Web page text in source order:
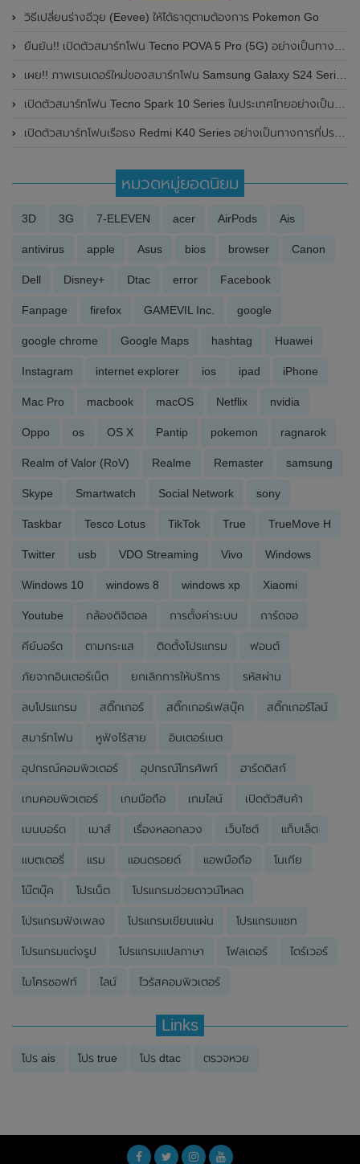
วิธีเปลี่ยนร่างอีวุย (Eevee) ให้ได้ธาตุตามต้องการ Pokemon Go
ยืนยัน!! เปิดตัวสมาร์ทโฟน Tecno POVA 5 Pro (5G) อย่างเป็นทางการในประเทศไทยวันที่ 10 ตุลาคม 2023 นี้
เผย!! ภาพเรนเดอร์ใหม่ของสมาร์ทโฟน Samsung Galaxy S24 Series ทั้ง 3 รุ่น โชว์ดีไซน์ชัดแจ๋วพร้อมตัวเลือกสี
เปิดตัวสมาร์ทโฟน Tecno Spark 10 Series ในประเทศไทยอย่างเป็นทางการแล้ว มาพร้อมชิปเซ็ตทรงพลัง และกล้องหน้าความละเอียด 32MP
เปิดตัวสมาร์ทโฟนเรือธง Redmi K40 Series อย่างเป็นทางการที่ประเทศจีน ในราคาประหยัด มาพร้อมกับความเร็ว , ความแรง และสเปกแบบจัดเต็ม
หมวดหมู่ยอดนิยม
3D 3G 7-ELEVEN acer AirPods Ais
antivirus apple Asus bios browser Canon
Dell Disney+ Dtac error Facebook
Fanpage firefox GAMEVIL Inc. google
google chrome Google Maps hashtag Huawei
Instagram internet explorer ios ipad iPhone
Mac Pro macbook macOS Netflix nvidia
Oppo os OS X Pantip pokemon ragnarok
Realm of Valor (RoV) Realme Remaster samsung
Skype Smartwatch Social Network sony
Taskbar Tesco Lotus TikTok True TrueMove H
Twitter usb VDO Streaming Vivo Windows
Windows 10 windows 8 windows xp Xiaomi
Youtube กล้องดิจิตอล การตั้งค่าระบบ การ์ดจอ
คีย์บอร์ด ตามกระแส ติดตั้งโปรแกรม ฟอนต์
ภัยจากอินเตอร์เน็ต ยกเลิกการให้บริการ รหัสผ่าน
ลบโปรแกรม สติ๊กเกอร์ สติ๊กเกอร์เฟสบุ๊ค สติ๊กเกอร์ไลน์
สมาร์ทโฟน หูฟังไร้สาย อินเตอร์เนต
อุปกรณ์คอมพิวเตอร์ อุปกรณ์โทรศัพท์ ฮาร์ดดิสก์
เกมคอมพิวเตอร์ เกมมือถือ เกมไลน์ เปิดตัวสินค้า
เมนบอร์ด เมาส์ เรื่องหลอกลวง เว็บไซต์ แท็บเล็ต
แบตเตอรี่ แรม แอนดรอยด์ แอพมือถือ โนเกีย
โน๊ตบุ๊ค โปรเน็ต โปรแกรมช่วยดาวน์โหลด
โปรแกรมฟังเพลง โปรแกรมเขียนแผ่น โปรแกรมแชท
โปรแกรมแต่งรูป โปรแกรมแปลภาษา โฟลเดอร์ ไดร์เวอร์
ไมโครซอฟท์ ไลน์ ไวรัสคอมพิวเตอร์
Links
โปร ais โปร true โปร dtac ตรวจหวย